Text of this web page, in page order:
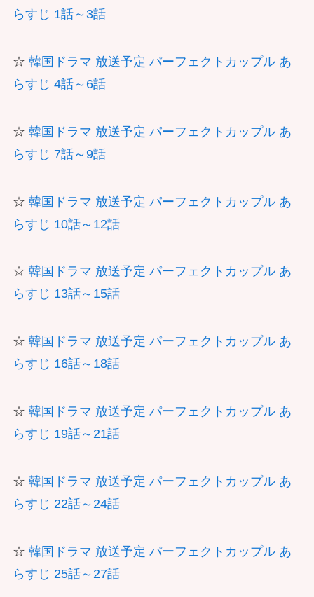
らすじ 1話～3話
☆ 韓国ドラマ 放送予定 パーフェクトカップル あ
らすじ 4話～6話
☆ 韓国ドラマ 放送予定 パーフェクトカップル あ
らすじ 7話～9話
☆ 韓国ドラマ 放送予定 パーフェクトカップル あ
らすじ 10話～12話
☆ 韓国ドラマ 放送予定 パーフェクトカップル あ
らすじ 13話～15話
☆ 韓国ドラマ 放送予定 パーフェクトカップル あ
らすじ 16話～18話
☆ 韓国ドラマ 放送予定 パーフェクトカップル あ
らすじ 19話～21話
☆ 韓国ドラマ 放送予定 パーフェクトカップル あ
らすじ 22話～24話
☆ 韓国ドラマ 放送予定 パーフェクトカップル あ
らすじ 25話～27話